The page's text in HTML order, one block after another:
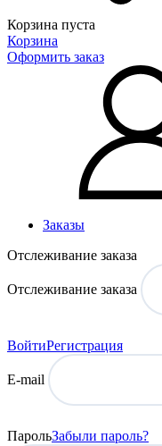
Корзина пуста
Корзина
Оформить заказ
Заказы
Отслеживание заказа
Отслеживание заказа
ВойтиРегистрация
E-mail
ПарольЗабыли пароль?